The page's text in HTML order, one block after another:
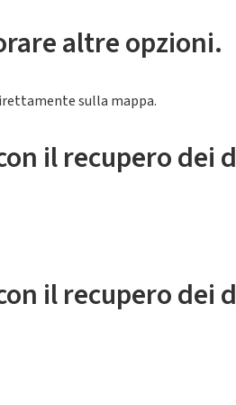
altre opzioni.
sulla mappa.
il recupero dei
il recupero dei